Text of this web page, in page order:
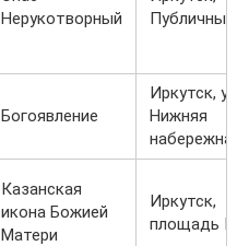
Нерукотворный
Публичный
Богоявление
Иркутск,
Нижняя
набережная
Казанская
икона Божией
Матери
Иркутск,
площадь